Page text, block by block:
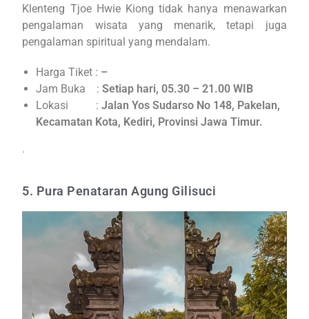
Klenteng Tjoe Hwie Kiong tidak hanya menawarkan
pengalaman wisata yang menarik, tetapi juga
pengalaman spiritual yang mendalam.
Harga Tiket : –
Jam Buka : Setiap hari, 05.30 – 21.00 WIB
Lokasi : Jalan Yos Sudarso No 148, Pakelan,
Kecamatan Kota, Kediri, Provinsi Jawa Timur.
.
5. Pura Penataran Agung Gilisuci